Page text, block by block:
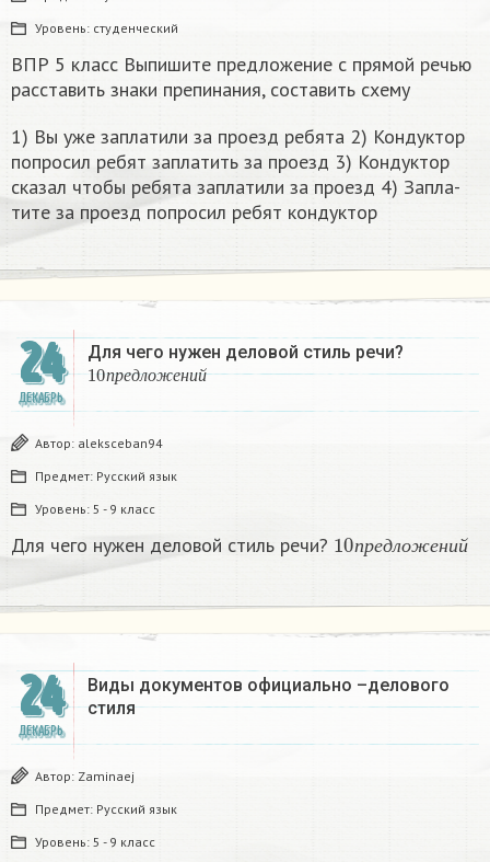
Уровень: студенческий
ВПР 5 класс Выпишите предложение с прямой речью
расставить знаки препинания, составить схему
1) Вы уже за­пла­ти­ли за про­езд ре­бя­та 2) Кон­дук­тор
по­про­сил ребят за­пла­тить за про­езд 3) Кон­дук­тор
ска­зал чтобы ре­бя­та за­пла­ти­ли за про­езд 4) За­пла­
ти­те за про­езд по­про­сил ребят кон­дук­тор​
24
ДЕКАБРЬ
Для чего нужен деловой стиль речи?
пр е дл о ж е н и й
10 ед ж н
Автор: aleksceban94
Предмет: Русский язык
Уровень: 5 - 9 класс
Для чего нужен деловой стиль речи? п р е дл о ж е н и й
10 д ий
24
ДЕКАБРЬ
Виды документов официально –делового
стиля
Автор: Zaminaej
Предмет: Русский язык
Уровень: 5 - 9 класс